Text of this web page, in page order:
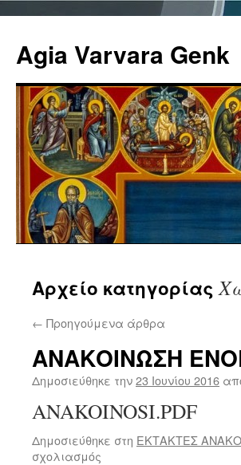
Agia Varvara Genk
σε
περιεχόμενο
Αρχείο κατηγορίας
← Προηγούμενα άρθρα
ΑΝΑΚΟΙΝΩΣΗ
Δημοσιεύθηκε την23 Ιουνίου 2016
ANAKOINOSI.PDF
Δημοσιεύθηκε στη ΕΚΤΑΚΤΕΣ
σχολιασμός